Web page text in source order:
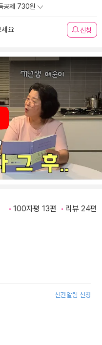
공제 730원
요 신청
100자평 13편 리뷰 24편
신간알림 신청